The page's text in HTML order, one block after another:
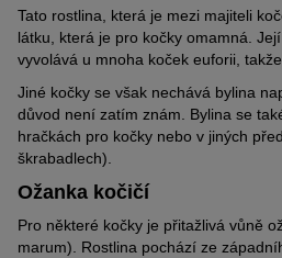
Tato rostlina, která je mezi majiteli
látku, která je pro kočky omamná.
vyvolává u mnoha koček euforii,
Jiné kočky se však nechává bylina
důvod není zatím znám. Bylina se
hračkách pro kočky nebo v jiných
škrabadlech).
Ožanka kočičí
Pro některé kočky je přitažlivá vůně
marum). Rostlina pochází ze